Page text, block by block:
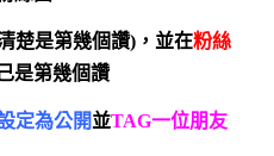
楚是第幾個讚)，並在粉絲
是第幾個讚
定為公開並TAG一位朋友